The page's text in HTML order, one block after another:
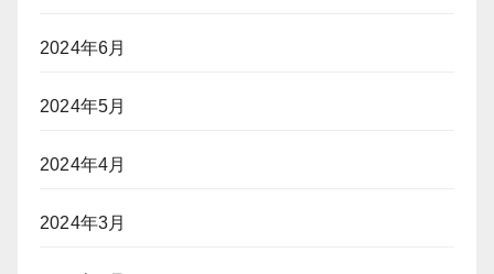
2024年6月
2024年5月
2024年4月
2024年3月